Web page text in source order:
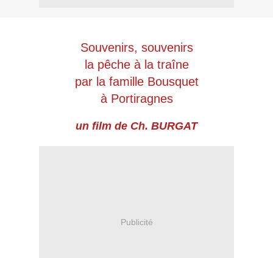
Souvenirs, souvenirs
la pêche à la traîne
par la famille Bousquet
à Portiragnes
un film de Ch. BURGAT
Publicité